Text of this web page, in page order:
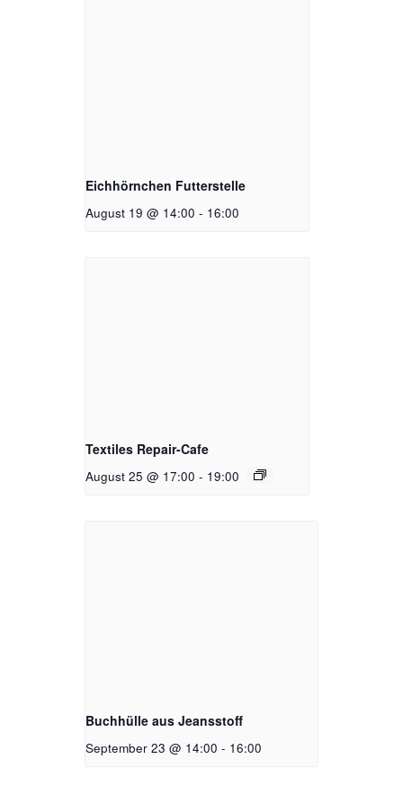
Eichhörnchen Futterstelle
August 19 @ 14:00 - 16:00
Textiles Repair-Cafe
August 25 @ 17:00 - 19:00
Buchhülle aus Jeansstoff
September 23 @ 14:00 - 16:00